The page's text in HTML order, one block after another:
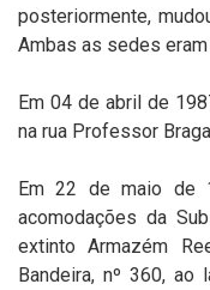
posteriormente,
Ambas as sedes
Em 04 de abril de
na rua Professor
Em 22 de maio de
acomodações da
extinto Armazém
Bandeira, nº 360, ao